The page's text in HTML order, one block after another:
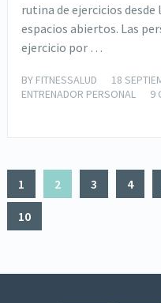
rutina de ejercicios desde
espacios abiertos. Las
ejercicio por …
BY FITNESSALUD
18
ENTRENADOR PERSONAL
9
1 2 3 4
10